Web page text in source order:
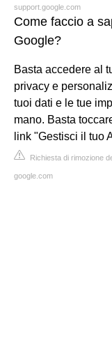
support.google.com
Come faccio a
Google?
Basta accedere al
privacy e
tuoi dati e le tue
mano. Basta
link "Gestisci il tuo
Richiesta di rimozione
google.com